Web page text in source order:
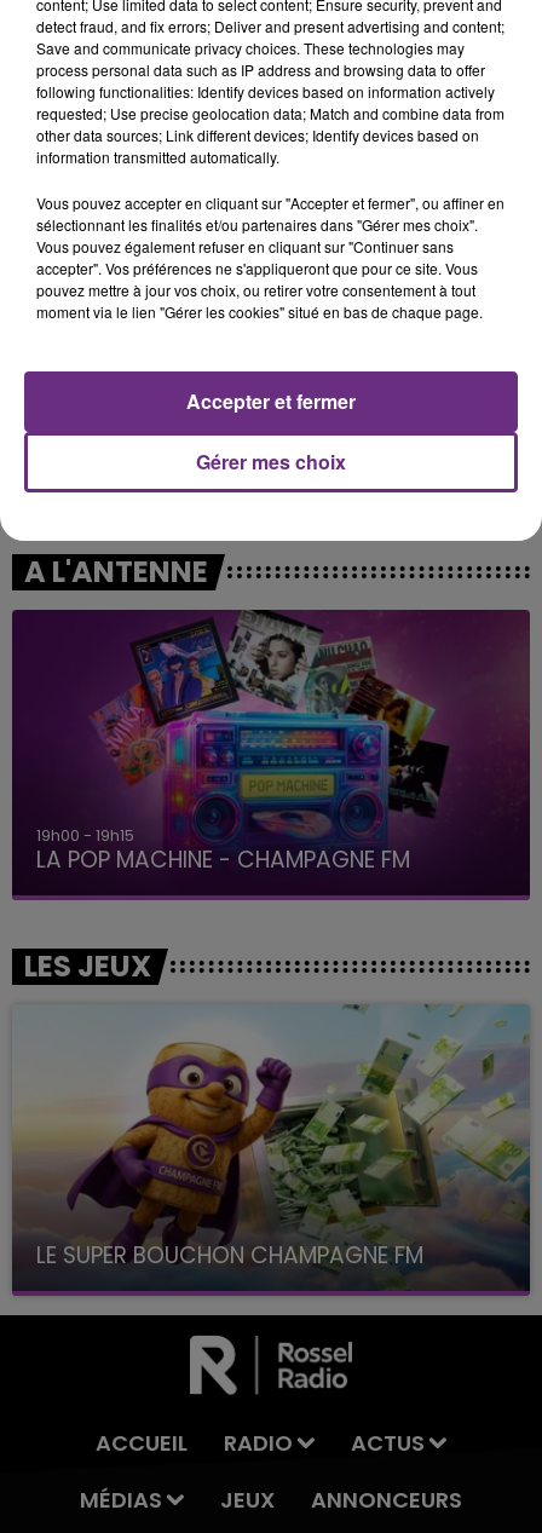
INDOCHINE
Les Nouveaux Soleils
COLDPLAY
13h36
13h36
TAME IMPALA & JENNIE
Dracula
13h33
13h33
SIXPENCE NONE THE RICHER
Kiss Me
A L'ANTENNE
19h00 - 19h15
LA POP MACHINE - CHAMPAGNE FM
LES JEUX
LE SUPER BOUCHON CHAMPAGNE FM
avec La Famille Champagne FM, à 8H10
ACCUEIL RADIO
ACTUS
MÉDIAS
JEUX ANNONCEURS
content; Use limited data to select content; Ensure security, prevent and
detect fraud, and fix errors; Deliver and present advertising and content;
Save and communicate privacy choices. These technologies may
process personal data such as IP address and browsing data to offer
following functionalities: Identify devices based on information actively
requested; Use precise geolocation data; Match and combine data from
other data sources; Link different devices; Identify devices based on
information transmitted automatically.
Vous pouvez accepter en cliquant sur "Accepter et fermer", ou affiner en
sélectionnant les finalités et/ou partenaires dans "Gérer mes choix".
Vous pouvez également refuser en cliquant sur "Continuer sans
accepter". Vos préférences ne s'appliqueront que pour ce site. Vous
pouvez mettre à jour vos choix, ou retirer votre consentement à tout
moment via le lien "Gérer les cookies" situé en bas de chaque page.
Gérer mes choix
Accepter et fermer